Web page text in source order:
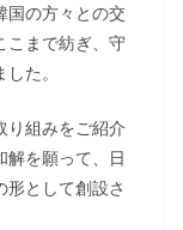
国の方々との交
こまで紡ぎ、守
た。
り組みをご紹介
解を願って、日
として創設さ